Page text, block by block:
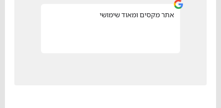
אתר מקסים ומאוד שימושי